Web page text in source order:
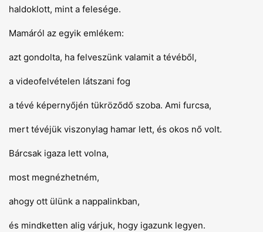
haldoklott, mint a felesége.
Mamáról az egyik emlékem:
azt gondolta, ha felveszünk valamit a tévéből,
a videofelvételen látszani fog
a tévé képernyőjén tükröződő szoba. Ami furcsa,
mert tévéjük viszonylag hamar lett, és okos nő volt.
Bárcsak igaza lett volna,
most megnézhetném,
ahogy ott ülünk a nappalinkban,
és mindketten alig várjuk, hogy igazunk legyen.